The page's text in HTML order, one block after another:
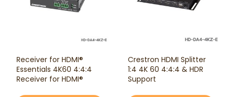
Receiver for HDMI®
Essentials 4K60 4:4:4
Receiver for HDMI®
Crestron HDMI Splitter
1:4 4K 60 4:4:4 & HDR
Support